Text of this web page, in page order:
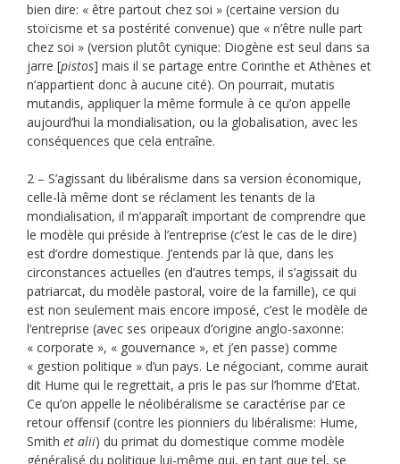
bien dire: « être partout chez soi » (certaine version du
stoïcisme et sa postérité convenue) que « n’être nulle part
chez soi » (version plutôt cynique: Diogène est seul dans sa
jarre [pistos] mais il se partage entre Corinthe et Athènes et
n’appartient donc à aucune cité). On pourrait, mutatis
mutandis, appliquer la même formule à ce qu’on appelle
aujourd’hui la mondialisation, ou la globalisation, avec les
conséquences que cela entraîne.
2 – S’agissant du libéralisme dans sa version économique,
celle-là même dont se réclament les tenants de la
mondialisation, il m’apparaît important de comprendre que
le modèle qui préside à l’entreprise (c’est le cas de le dire)
est d’ordre domestique. J’entends par là que, dans les
circonstances actuelles (en d’autres temps, il s’agissait du
patriarcat, du modèle pastoral, voire de la famille), ce qui
est non seulement mais encore imposé, c’est le modèle de
l’entreprise (avec ses oripeaux d’origine anglo-saxonne:
« corporate », « gouvernance », et j’en passe) comme
« gestion politique » d’un pays. Le négociant, comme aurait
dit Hume qui le regrettait, a pris le pas sur l’homme d’Etat.
Ce qu’on appelle le néolibéralisme se caractérise par ce
retour offensif (contre les pionniers du libéralisme: Hume,
Smith et alii) du primat du domestique comme modèle
généralisé du politique lui-même qui, en tant que tel, se